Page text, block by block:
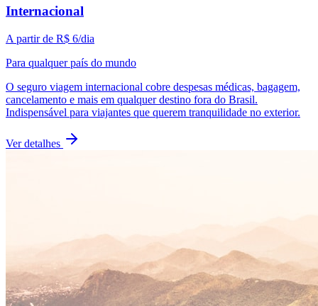
Internacional
A partir de R$ 6/dia
Para qualquer país do mundo
O seguro viagem internacional cobre despesas médicas, bagagem,
cancelamento e mais em qualquer destino fora do Brasil.
Indispensável para viajantes que querem tranquilidade no exterior.
Ver detalhes